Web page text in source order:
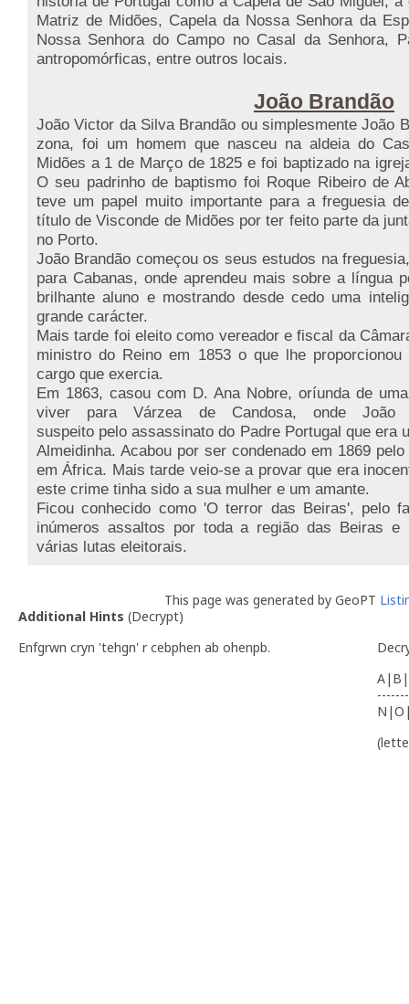
Matriz de Midões, Capela da Nossa Senhora da
Nossa Senhora do Campo no Casal da Senhora,
antropomórficas, entre outros locais.
João Brandão
João Victor da Silva Brandão ou simplesmente João
zona, foi um homem que nasceu na aldeia do
Midões a 1 de Março de 1825 e foi baptizado na
O seu padrinho de baptismo foi Roque Ribeiro de
teve um papel muito importante para a freguesia
título de Visconde de Midões por ter feito parte da
no Porto.
João Brandão começou os seus estudos na
para Cabanas, onde aprendeu mais sobre a língua
brilhante aluno e mostrando desde cedo uma
grande carácter.
Mais tarde foi eleito como vereador e fiscal da
ministro do Reino em 1853 o que lhe
cargo que exercia.
Em 1863, casou com D. Ana Nobre, oríunda de
viver para Várzea de Candosa, onde João
suspeito pelo assassinato do Padre Portugal que era
Almeidinha. Acabou por ser condenado em 1869
em África. Mais tarde veio-se a provar que era
este crime tinha sido a sua mulher e um amante.
Ficou conhecido como 'O terror das Beiras', pelo
inúmeros assaltos por toda a região das Beiras e
várias lutas eleitorais.
This page was generated by GeoPT
Additional Hints (Decrypt)
Enfgrwn cryn 'tehgn' r cebphen ab ohenpb.